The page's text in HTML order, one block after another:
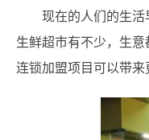
现在的人们的生
生鲜超市有不少，生
连锁加盟项目可以带来